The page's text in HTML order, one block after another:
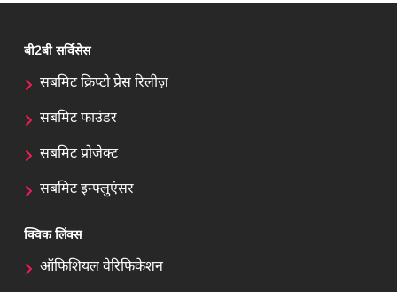
बी2बी सर्विसेस
सबमिट क्रिप्टो प्रेस रिलीज़
सबमिट फाउंडर
सबमिट प्रोजेक्ट
सबमिट इन्फ्लुएंसर
क्विक लिंक्स
ऑफिशियल वेरिफिकेशन